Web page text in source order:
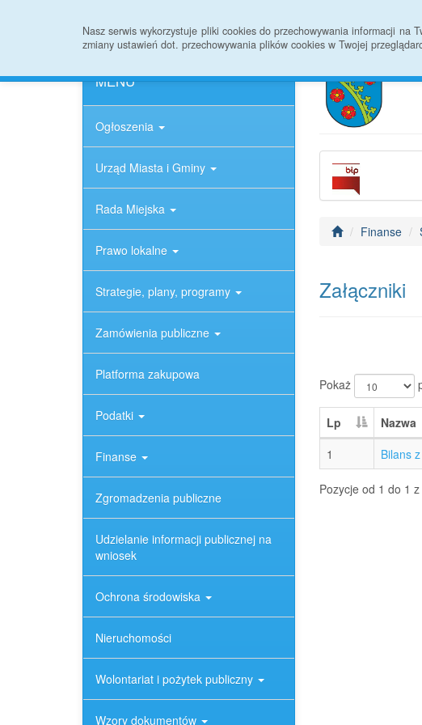
Nasz serwis wykorzystuje pliki cookies do przechowywania informacji na
zmiany ustawień dot. przechowywania plików cookies w Twojej
MENU
Ogłoszenia
Urząd Miasta i Gminy
Rada Miejska
Prawo lokalne
Strategie, plany, programy
Zamówienia publiczne
Platforma zakupowa
Podatki
Finanse
Zgromadzenia publiczne
Udzielanie informacji publicznej na
wniosek
Ochrona środowiska
Nieruchomości
Wolontariat i pożytek publiczny
Wzory dokumentów
Finanse
Załączniki
Pokaż
Lp Nazwa
1
Bilans
Pozycje od 1 do 1 z